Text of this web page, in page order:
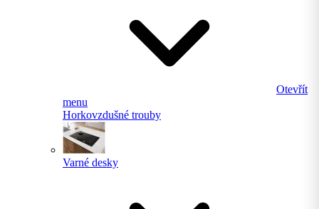
Otevřít
menu
Horkovzdušné trouby
Varné desky